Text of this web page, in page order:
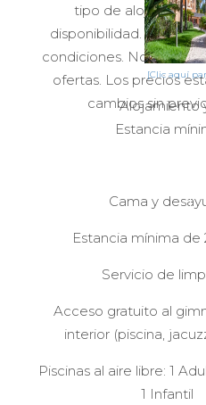
tipo de
disponibilidad. Se
condiciones. No
ofertas. Los precios
cambios sin
[Clic aquí
Alojamiento
Estancia
Cama y
Estancia mínima de
Servicio de
Acceso gratuito al
interior (piscina,
Piscinas al aire libre: 1
1 Infantil